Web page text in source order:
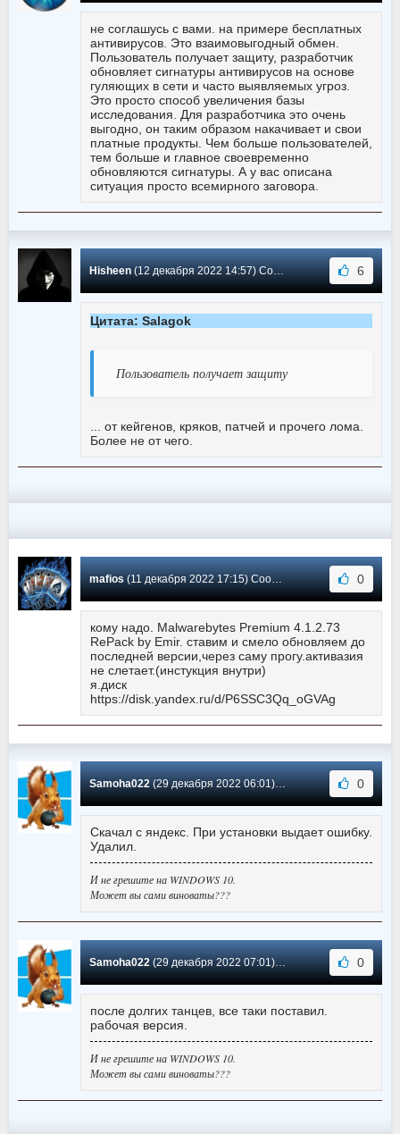
не соглашусь с вами. на примере бесплатных
антивирусов. Это взаимовыгодный обмен.
Пользователь получает защиту, разработчик
обновляет сигнатуры антивирусов на основе
гуляющих в сети и часто выявляемых угроз.
Это просто способ увеличения базы
исследования. Для разработчика это очень
выгодно, он таким образом накачивает и свои
платные продукты. Чем больше пользователей,
тем больше и главное своевременно
обновляются сигнатуры. А у вас описана
ситуация просто всемирного заговора.
Hisheen(12 декабря 2022 14:57) Сообщение #1821 6
Цитата: Salagok
Пользователь получает защиту
... от кейгенов, кряков, патчей и прочего лома.
Более не от чего.
mafios(11 декабря 2022 17:15) Сообщение #1820 0
кому надо. Malwarebytes Premium 4.1.2.73
RePack by Emir. ставим и смело обновляем до
последней версии,через саму прогу.активазия
не слетает.(инстукция внутри)
я.диск
https://disk.yandex.ru/d/P6SSC3Qq_oGVAg
Samoha022(29 декабря 2022 06:01) Сообщение #1819 0
Скачал с яндекс. При установки выдает ошибку.
Удалил.
И не грешите на WINDOWS 10.
Может вы сами виноваты???
Samoha022(29 декабря 2022 07:01) Сообщение #1818 0
после долгих танцев, все таки поставил.
рабочая версия.
И не грешите на WINDOWS 10.
Может вы сами виноваты???